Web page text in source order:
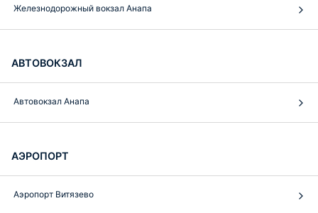
Железнодорожный вокзал Анапа
АВТОВОКЗАЛ
Автовокзал Анапа
АЭРОПОРТ
Аэропорт Витязево